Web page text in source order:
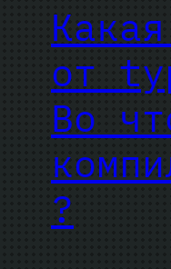
от
Во
?